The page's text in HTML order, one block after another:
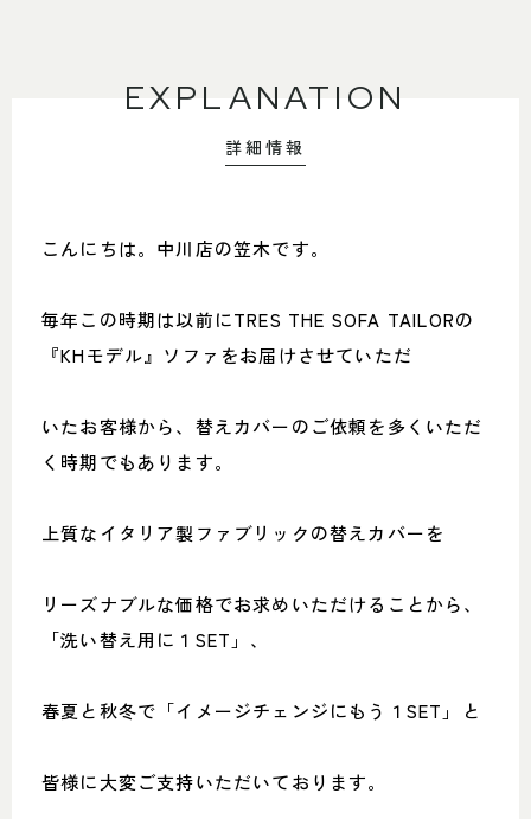
052-734-8477
タップで電話をかける
EXPLANATION
詳細情報
こんにちは。中川店の笠木です。
毎年この時期は以前にTRES THE SOFA TAILORの
『KHモデル』ソファをお届けさせていただ
いたお客様から、替えカバーのご依頼を多くいただ
く時期でもあります。
上質なイタリア製ファブリックの替えカバーを
リーズナブルな価格でお求めいただけることから、
「洗い替え用に１SET」、
春夏と秋冬で「イメージチェンジにもう１SET」と
皆様に大変ご支持いただいております。